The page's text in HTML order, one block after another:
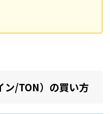
/TON）の買い方